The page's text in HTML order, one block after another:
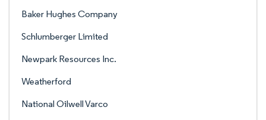
Baker Hughes Company
Schlumberger Limited
Newpark Resources Inc.
Weatherford
National Oilwell Varco